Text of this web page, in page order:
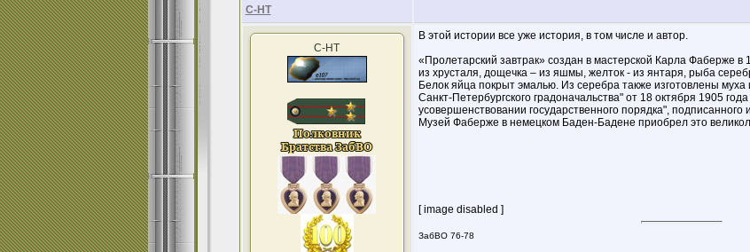
С-НТ
С-НТ
В этой истории все уже история, в том числе и автор.
«Пролетарский завтрак» создан в мастерской Карла Фаберже в
из хрусталя, дощечка – из яшмы, желток - из янтаря, рыба
Белок яйца покрыт эмалью. Из серебра также изготовлены
Санкт-Петербургского градоначальства" от 18 октября 1905
усовершенствовании государственного порядка",
Музей Фаберже в немецком Баден-Бадене приобрел это
[ image disabled ]
ЗабВО 76-78